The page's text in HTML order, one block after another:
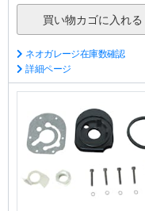
ネオガレージ在庫数確認
詳細ページ